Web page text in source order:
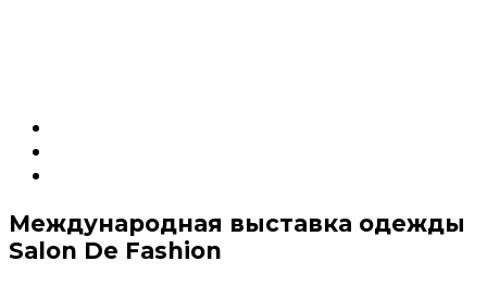
Международная выставка одежды
Salon De Fashion